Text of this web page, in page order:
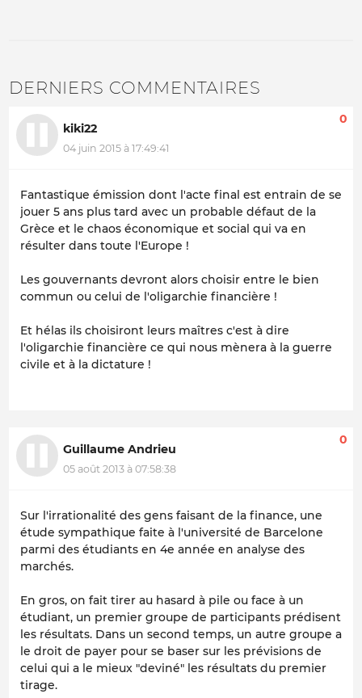
DERNIERS COMMENTAIRES
kiki22
04 juin 2015 à 17:49:41
0
Fantastique émission dont l'acte final est entrain de se
jouer 5 ans plus tard avec un probable défaut de la
Grèce et le chaos économique et social qui va en
résulter dans toute l'Europe !
Les gouvernants devront alors choisir entre le bien
commun ou celui de l'oligarchie financière !
Et hélas ils choisiront leurs maîtres c'est à dire
l'oligarchie financière ce qui nous mènera à la guerre
civile et à la dictature !
Guillaume Andrieu
05 août 2013 à 07:58:38
0
Sur l'irrationalité des gens faisant de la finance, une
étude sympathique faite à l'université de Barcelone
parmi des étudiants en 4e année en analyse des
marchés.
En gros, on fait tirer au hasard à pile ou face à un
étudiant, un premier groupe de participants prédisent
les résultats. Dans un second temps, un autre groupe a
le droit de payer pour se baser sur les prévisions de
celui qui a le mieux "deviné" les résultats du premier
tirage.